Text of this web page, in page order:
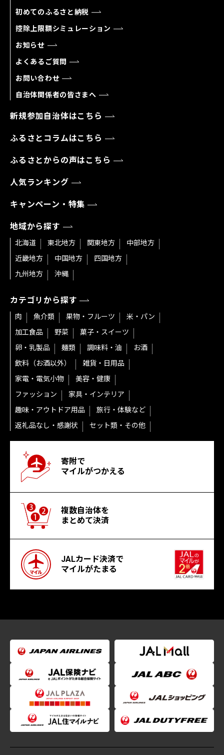
初めてのふるさと納税
控除上限額シミュレーション
お知らせ
よくあるご質問
お問い合わせ
自治体関係者の皆さまへ
新規参加自治体はこちら
ふるさとコラムはこちら
ふるさとからの声はこちら
人気ランキング
キャンペーン・特集
地域から探す
北海道 東北地方 関東地方
中部地方
近畿地方
中国地方
四国地方
九州地方
沖縄
カテゴリから探す
肉 魚介類 果物・フルーツ
米・パン
加工食品
野菜
菓子・スイーツ
卵・乳製品
麺類 調味料・油
お酒
飲料（お酒以外）
雑貨・日用品
家電・電気小物
美容・健康
ファッション
家具・インテリア
趣味・アウトドア用品
旅行・体験など
返礼品なし・感謝状
セット類・その他
寄附で
マイルがつかえる
複数自治体を
まとめて決済
JALカード決済で
マイルがたまる